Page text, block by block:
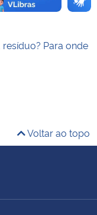
Para onde
Voltar ao topo